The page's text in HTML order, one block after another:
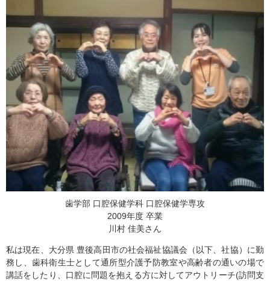
歯学部 口腔保健学科 口腔保健学専攻
2009年度 卒業
川村 佳美さん
私は現在、大分県 豊後高田市の社会福祉協議会（以下、社協）に勤
務し、歯科衛生士として通所型介護予防教室や高齢者の通いの場で
講話をしたり、口腔に問題を抱える方に対してアウトリーチ(訪問支